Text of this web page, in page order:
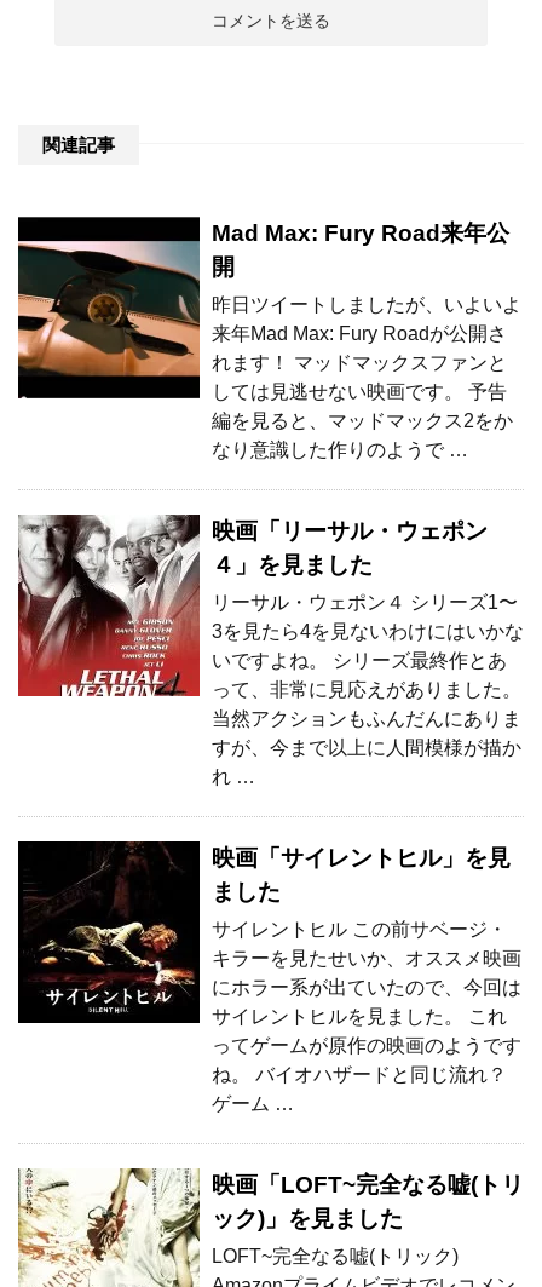
関連記事
Mad Max: Fury Road来年公
開
昨日ツイートしましたが、いよいよ
来年Mad Max: Fury Roadが公開さ
れます！ マッドマックスファンと
しては見逃せない映画です。 予告
編を見ると、マッドマックス2をか
なり意識した作りのようで …
映画「リーサル・ウェポン
４」を見ました
リーサル・ウェポン４ シリーズ1〜
3を見たら4を見ないわけにはいかな
いですよね。 シリーズ最終作とあ
って、非常に見応えがありました。
当然アクションもふんだんにありま
すが、今まで以上に人間模様が描か
れ …
映画「サイレントヒル」を見
ました
サイレントヒル この前サベージ・
キラーを見たせいか、オススメ映画
にホラー系が出ていたので、今回は
サイレントヒルを見ました。 これ
ってゲームが原作の映画のようです
ね。 バイオハザードと同じ流れ？
ゲーム …
映画「LOFT~完全なる嘘(トリ
ック)」を見ました
LOFT~完全なる嘘(トリック)